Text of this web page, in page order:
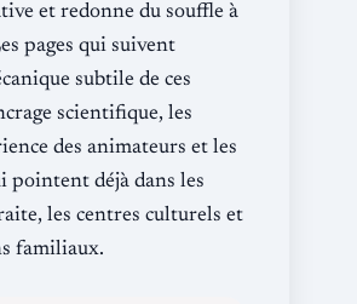
et redonne du souffle à
pages qui suivent
subtile de ces
scientifique, les
des animateurs et les
pointent déjà dans les
les centres culturels et
familiaux.